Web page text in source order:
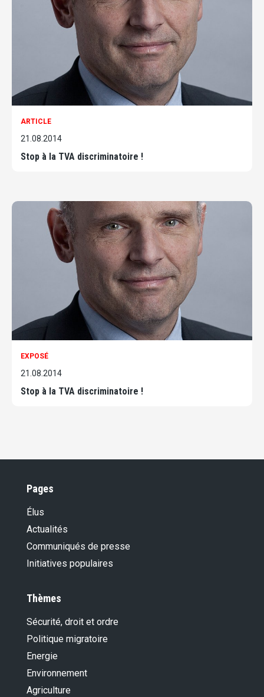
ARTICLE
21.08.2014
Stop à la TVA discriminatoire !
EXPOSÉ
21.08.2014
Stop à la TVA discriminatoire !
Pages
Élus
Actualités
Communiqués de presse
Initiatives populaires
Thèmes
Sécurité, droit et ordre
Politique migratoire
Energie
Environnement
Agriculture